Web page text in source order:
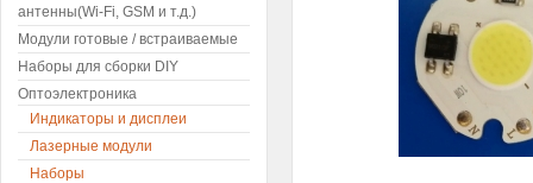
антенны(Wi-Fi, GSM и т.д.)
Модули готовые / встраиваемые
Наборы для сборки DIY
Оптоэлектроника
Индикаторы и дисплеи
Лазерные модули
Наборы